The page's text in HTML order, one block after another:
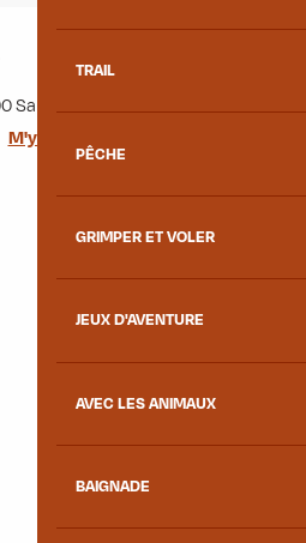
TRAIL
PÊCHE
GRIMPER ET VOLER
JEUX D'AVENTURE
AVEC LES ANIMAUX
BAIGNADE
Saint-Jean-de-Maurienne
M'y rendre